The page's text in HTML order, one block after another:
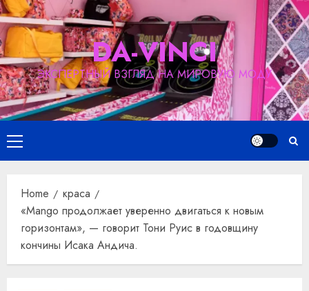
Skip
to
content
DA-VINCI
ЭКСПЕРТНЫЙ ВЗГЛЯД НА МИРОВУЮ МОДУ
Primary
Menu
Home
краса
«Mango продолжает уверенно двигаться к новым
горизонтам», — говорит Тони Руис в годовщину
кончины Исака Андича.